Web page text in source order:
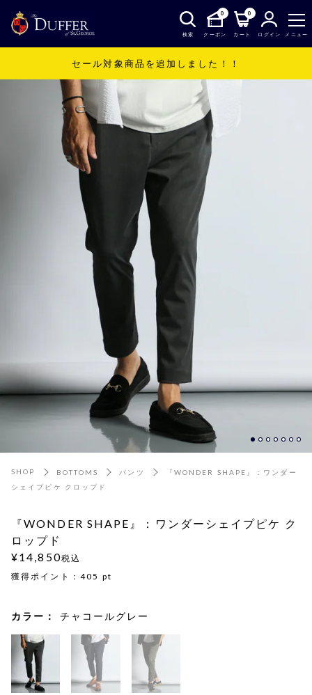
検索
0
クーポン
0
カート ログイン メニュー
セール対象商品を追加しました！！
SHOP BOTTOMS パンツ
『WONDER SHAPE』：ワンダー
シェイプピケ クロップド
『WONDER SHAPE』：ワンダーシェイプピケ ク
ロップド
¥14,850税込
獲得ポイント： 405 pt
カラー： チャコールグレー